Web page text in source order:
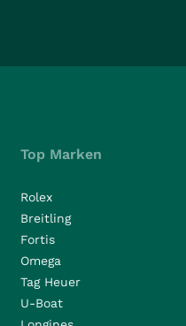
Top Marken
Rolex
Breitling
Fortis
Omega
Tag Heuer
U-Boat